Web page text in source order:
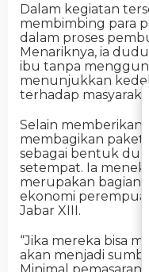
Dalam kegiatan
membimbing para
dalam proses
Menariknya, ia
ibu tanpa
menunjukkan
terhadap
Selain memberikan
membagikan paket
sebagai bentuk
setempat. Ia
merupakan bagian
ekonomi
Jabar XIII.
“Jika mereka bisa
akan menjadi